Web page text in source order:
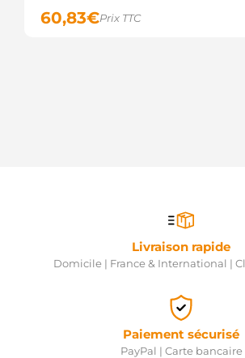
60,83€Prix TTC
Livraison rapide
Domicile | France & International |
Paiement sécurisé
PayPal | Carte bancaire